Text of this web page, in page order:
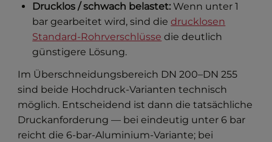
Drucklos / schwach belastet: Wenn unter 1
bar gearbeitet wird, sind diedrucklosen
Standard-Rohrverschlüsse die deutlich
günstigere Lösung.
Im Überschneidungsbereich DN 200–DN 255
sind beide Hochdruck-Varianten technisch
möglich. Entscheidend ist dann die tatsächliche
Druckanforderung — bei eindeutig unter 6 bar
reicht die 6-bar-Aluminium-Variante; bei